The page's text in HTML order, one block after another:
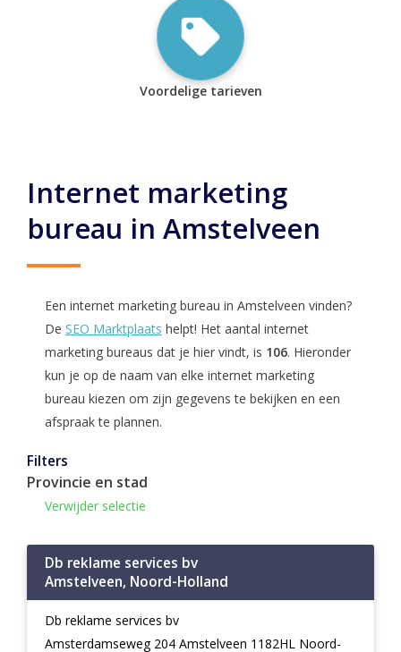
Voordelige tarieven
Internet marketing
bureau in Amstelveen
Een internet marketing bureau in Amstelveen vinden?
De SEO Marktplaats helpt! Het aantal internet
marketing bureaus dat je hier vindt, is 106. Hieronder
kun je op de naam van elke internet marketing
bureau kiezen om zijn gegevens te bekijken en een
afspraak te plannen.
Filters
Provincie en stad
Verwijder selectie
Db reklame services bv
Amstelveen, Noord-Holland
Db reklame services bv
Amsterdamseweg 204 Amstelveen 1182HL Noord-